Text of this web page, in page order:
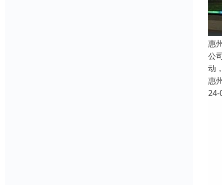
惠
公
动
惠
24-